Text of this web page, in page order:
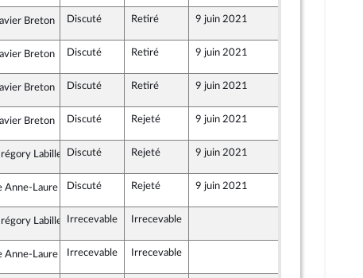
n°456
Breton Discuté Retiré 9 juin 2021
n°456
Breton Discuté Retiré 9 juin 2021
n°456
Breton Discuté Retiré 9 juin 2021
n°456
Breton Discuté Rejeté 9 juin 2021
n°456
Labille Discuté Rejeté 9 juin 2021
n°456
Anne-Laure BlinDiscuté Rejeté 9 juin 2021
n°456
Labille Irrecevable Irrecevable
n°456
Anne-Laure BlinIrrecevable Irrecevable